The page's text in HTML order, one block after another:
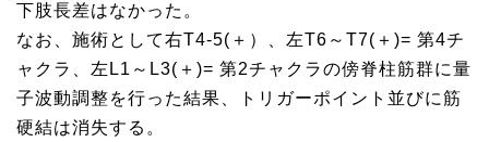
下肢長差はなかった。
なお、施術として右T4-5(＋）、左T6～T7(＋)= 第4チ
ャクラ、左L1～L3(＋)= 第2チャクラの傍脊柱筋群に量
子波動調整を行った結果、トリガーポイント並びに筋
硬結は消失する。